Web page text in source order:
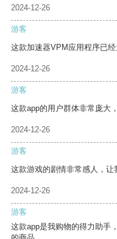
2024-12-26
游客
这款加速器VPM应用程序已
2024-12-26
游客
这款app的用户群体非常庞大
2024-12-26
游客
这款游戏的剧情非常感人，让
2024-12-26
游客
这款app是我购物的得力助手